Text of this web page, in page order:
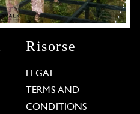
Risorse
LEGAL
TERMS AND
CONDITIONS